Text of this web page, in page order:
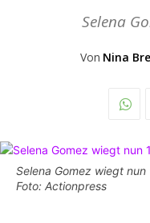
Selena
Von Nina
Selena Gomez wiegt
Foto: Actionpress